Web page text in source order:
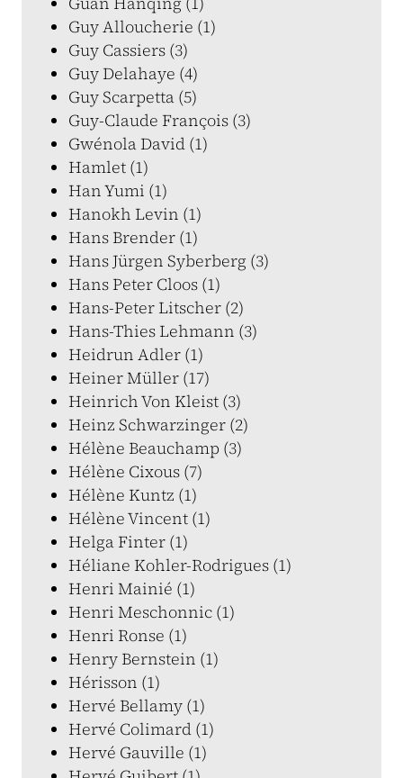
Guy Alloucherie (1)
Guy Cassiers (3)
Guy Delahaye (4)
Guy Scarpetta (5)
Guy-Claude François (3)
Gwénola David (1)
Hamlet (1)
Han Yumi (1)
Hanokh Levin (1)
Hans Brender (1)
Hans Jürgen Syberberg (3)
Hans Peter Cloos (1)
Hans-Peter Litscher (2)
Hans-Thies Lehmann (3)
Heidrun Adler (1)
Heiner Müller (17)
Heinrich Von Kleist (3)
Heinz Schwarzinger (2)
Hélène Beauchamp (3)
Hélène Cixous (7)
Hélène Kuntz (1)
Hélène Vincent (1)
Helga Finter (1)
Héliane Kohler-Rodrigues (1)
Henri Mainié (1)
Henri Meschonnic (1)
Henri Ronse (1)
Henry Bernstein (1)
Hérisson (1)
Hervé Bellamy (1)
Hervé Colimard (1)
Hervé Gauville (1)